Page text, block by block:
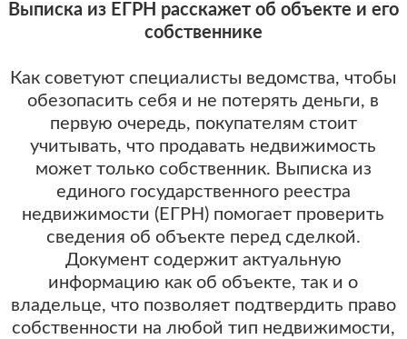
Выписка из ЕГРН расскажет об объекте и его
собственнике
Как советуют специалисты ведомства, чтобы
обезопасить себя и не потерять деньги, в
первую очередь, покупателям стоит
учитывать, что продавать недвижимость
может только собственник. Выписка из
единого государственного реестра
недвижимости (ЕГРН) помогает проверить
сведения об объекте перед сделкой.
Документ содержит актуальную
информацию как об объекте, так и о
владельце, что позволяет подтвердить право
собственности на любой тип недвижимости,